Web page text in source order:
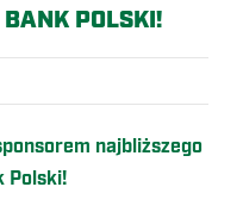
BANK POLSKI!
najbliższego
Polski!